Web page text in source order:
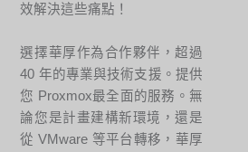
效解決這些痛點！
選擇華厚作為合作夥伴，超過
40 年的專業與技術支援。提供
您 Proxmox最全面的服務。無
論您是計畫建構新環境，還是
從 VMware 等平台轉移，華厚